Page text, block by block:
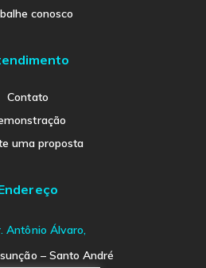
conosco
Contato
uma proposta
Antônio Álvaro,
– Santo André